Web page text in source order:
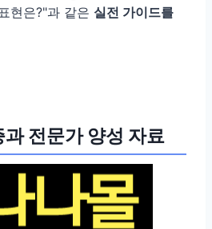
현은?"과 같은 실전 가이드를
전문가 양성 자료